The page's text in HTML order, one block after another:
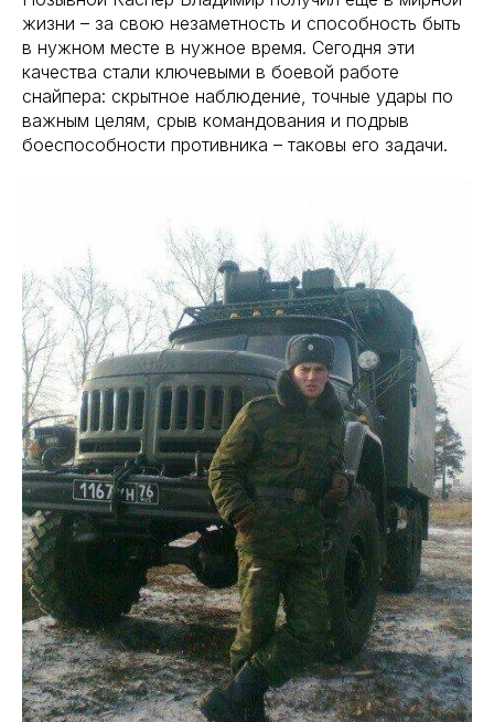
жизни – за свою незаметность и способность быть
в нужном месте в нужное время. Сегодня эти
качества стали ключевыми в боевой работе
снайпера: скрытное наблюдение, точные удары по
важным целям, срыв командования и подрыв
боеспособности противника – таковы его задачи.